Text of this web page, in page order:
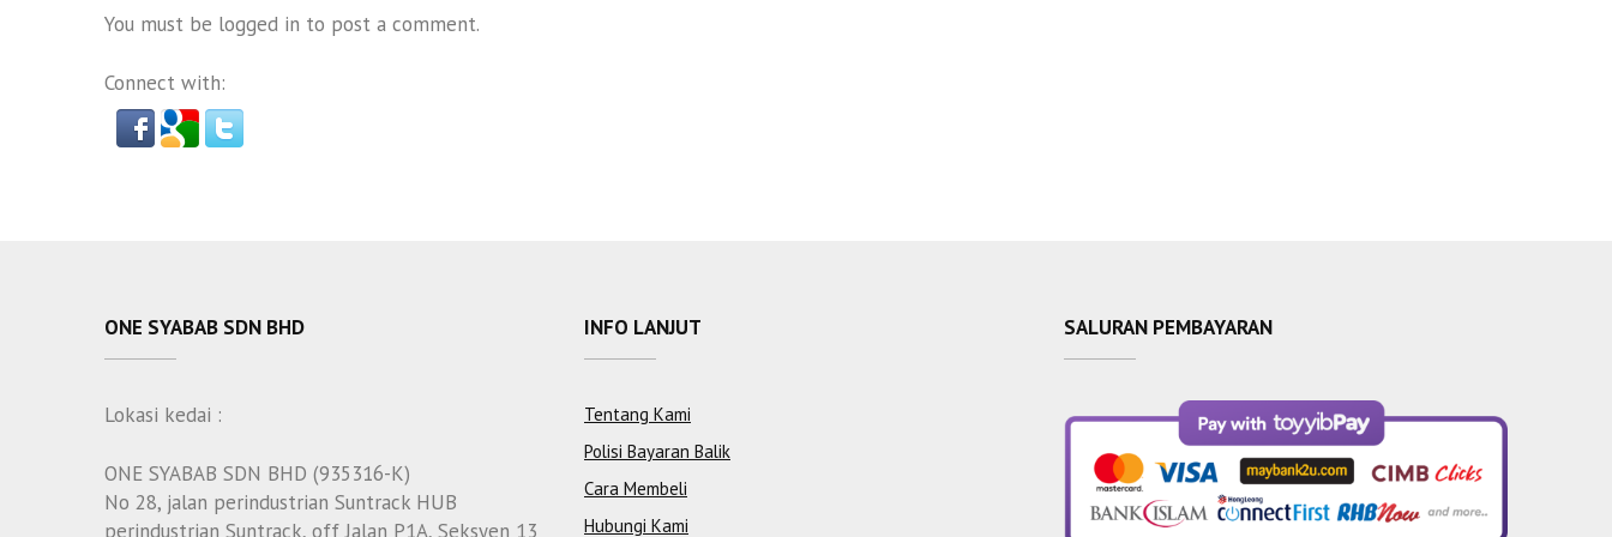
You must be logged in to post a comment.
Connect with:
ONE SYABAB SDN BHD
Lokasi kedai :
ONE SYABAB SDN BHD (935316-K)
No 28, jalan perindustrian Suntrack HUB
perindustrian Suntrack, off Jalan P1A, Seksyen 13
INFO LANJUT
Tentang Kami
Polisi Bayaran Balik
Cara Membeli
Hubungi Kami
SALURAN PEMBAYARAN